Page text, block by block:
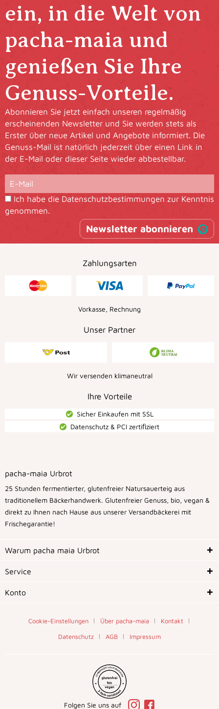
ein, in die Welt von
pacha-maia und
genießen Sie Ihre
Genuss-Vorteile.
Abonnieren Sie jetzt einfach unseren regelmäßig
erscheinenden Newsletter und Sie werden stets als
Erster über neue Artikel und Angebote informiert. Die
Genuss-Mail ist natürlich jederzeit über einen Link in
der E-Mail oder dieser Seite wieder abbestellbar.
Ich habe die Datenschutzbestimmungen zur Kenntnis
genommen.
Newsletter abonnieren
Zahlungsarten
Vorkasse, Rechnung
Unser Partner
Wir versenden klimaneutral
Ihre Vorteile
Sicher Einkaufen mit SSL
Datenschutz & PCI zertiﬁziert
pacha-maia Urbrot
25 Stunden fermentierter, glutenfreier Natursauerteig aus
traditionellem Bäckerhandwerk. Glutenfreier Genuss, bio, vegan &
direkt zu Ihnen nach Hause aus unserer Versandbäckerei mit
Frischegarantie!
Warum pacha maia Urbrot
Service
Konto
Cookie-Einstellungen Über pacha-maia
Kontakt
Datenschutz
AGB Impressum
Folgen Sie uns auf